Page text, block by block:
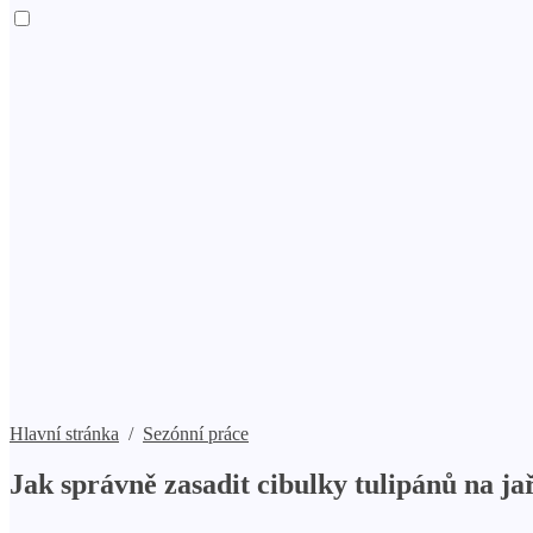
Hlavní stránka / Sezónní práce
Jak správně zasadit cibulky tulipánů na